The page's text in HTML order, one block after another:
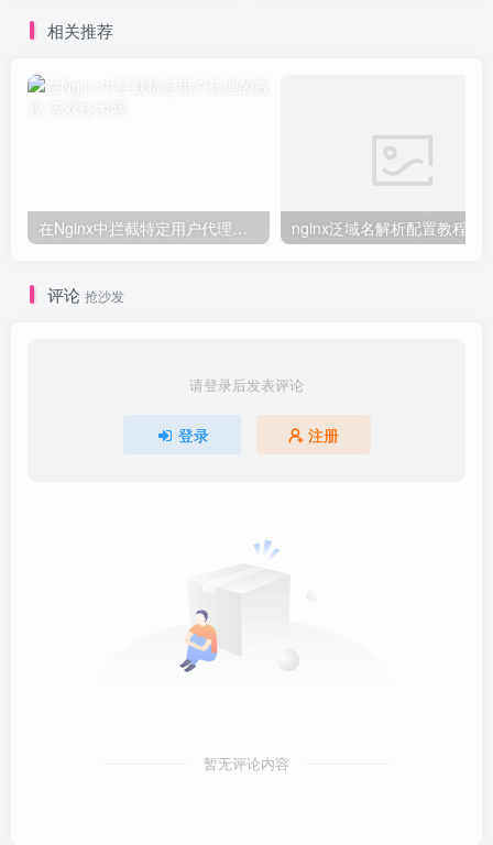
相关推荐
在Nginx中拦截特定用户代理的教程 nginx泛域名解析配置教程
评论 抢沙发
请登录后发表评论
登录 注册
暂无评论内容